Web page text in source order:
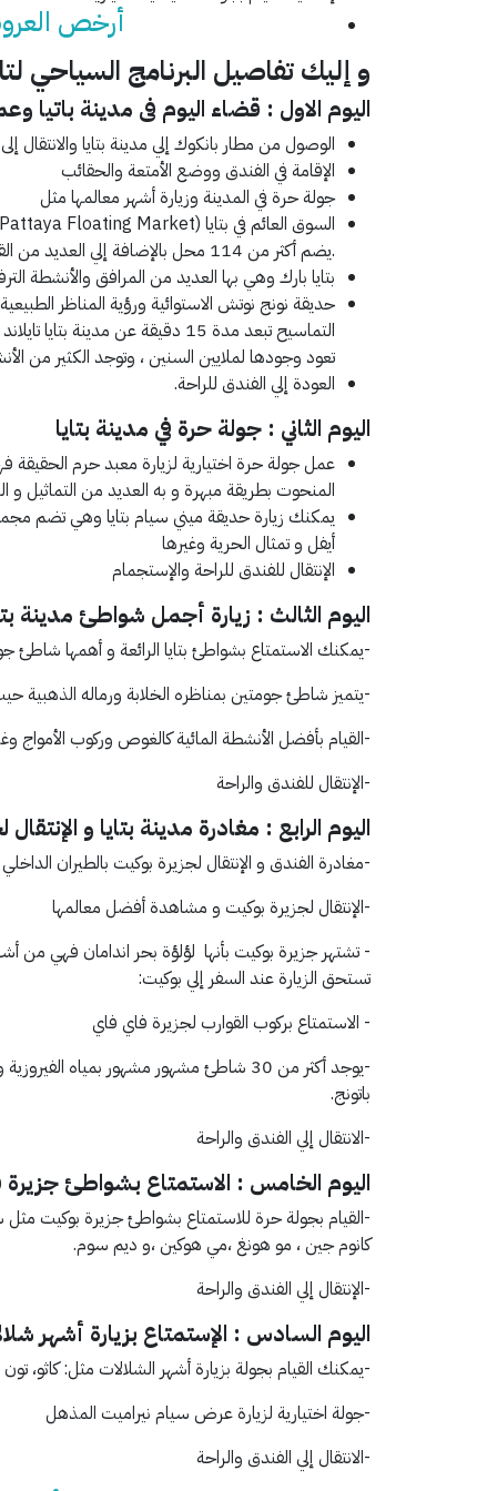
أرخص
و إليك تفاصيل البرنامج السياحي
اليوم الاول : قضاء اليوم فى مدينة باتيا
الوصول من مطار بانكوك إلي مدينة بتايا والانتقال
الإقامة في الفندق ووضع الأمتعة والحقائب
جولة حرة في المدينة وزيارة أشهر معالمها مثل
.يضم أكثر من 114 محل بالإضافة إلي العديد من القوارب المليئة بالبضائع من مختلف المنتجات .
بتايا بارك وهي بها العديد من المرافق والأنشطة
التماسيح تبعد مدة 15 دقيقة عن
تعود وجودها لملايين السنين ، وتوجد الكثير من
العودة إلي الفندق للراحة.
اليوم الثاني : جولة حرة في مدينة بتايا
عمل جولة حرة اختيارية لزيارة معبد حرم
المنحوت بطريقة مبهرة و به العديد من التماثيل و
يمكنك زيارة حديقة ميني سيام بتايا وهي تضم
أيفل و تمثال الحرية وغيرها
الإنتقال للفندق للراحة والإستجمام
اليوم الثالث : زيارة أجمل شواطئ مدينة
-يمكنك الاستمتاع بشواطئ بتايا الرائعة و أهمها شاطئ
-يتميز شاطئ جومتين بمناظره الخلابة ورماله الذهبية
-القيام بأفضل الأنشطة المائية كالغوص وركوب الأمواج
-الإنتقال للفندق والراحة
اليوم الرابع : مغادرة مدينة بتايا و
-مغادرة الفندق و الإنتقال لجزيرة بوكيت بالطيران الداخلي
-الإنتقال لجزيرة بوكيت و مشاهدة أفضل معالمها
- تشتهر جزيرة بوكيت بأنها لؤلؤة بحر اندامان فهي من
تستحق الزيارة عند السفر إلي بوكيت:
- الاستمتاع بركوب القوارب لجزيرة فاي فاي
-يوجد أكثر من 30 شاطئ مشهور مشهور
باتونج.
-الانتقال إلي الفندق والراحة
اليوم الخامس : الاستمتاع بشواطئ
-القيام بجولة حرة للاستمتاع بشواطئ جزيرة بوكيت
كانوم جين ، مو هونغ ،مي هوكين ،و ديم سوم.
-الإنتقال إلي الفندق والراحة
اليوم السادس : الإستمتاع بزيارة أشهر
-يمكنك القيام بجولة بزيارة أشهر الشلالات مثل: كاثو،
-جولة اختيارية لزيارة عرض سيام نيراميت المذهل
-الانتقال إلي الفندق والراحة